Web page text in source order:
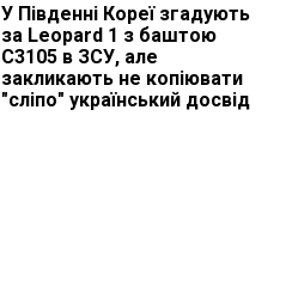
У Південні Кореї згадують
за Leopard 1 з баштою
C3105 в ЗСУ, але
закликають не копіювати
"сліпо" український досвід